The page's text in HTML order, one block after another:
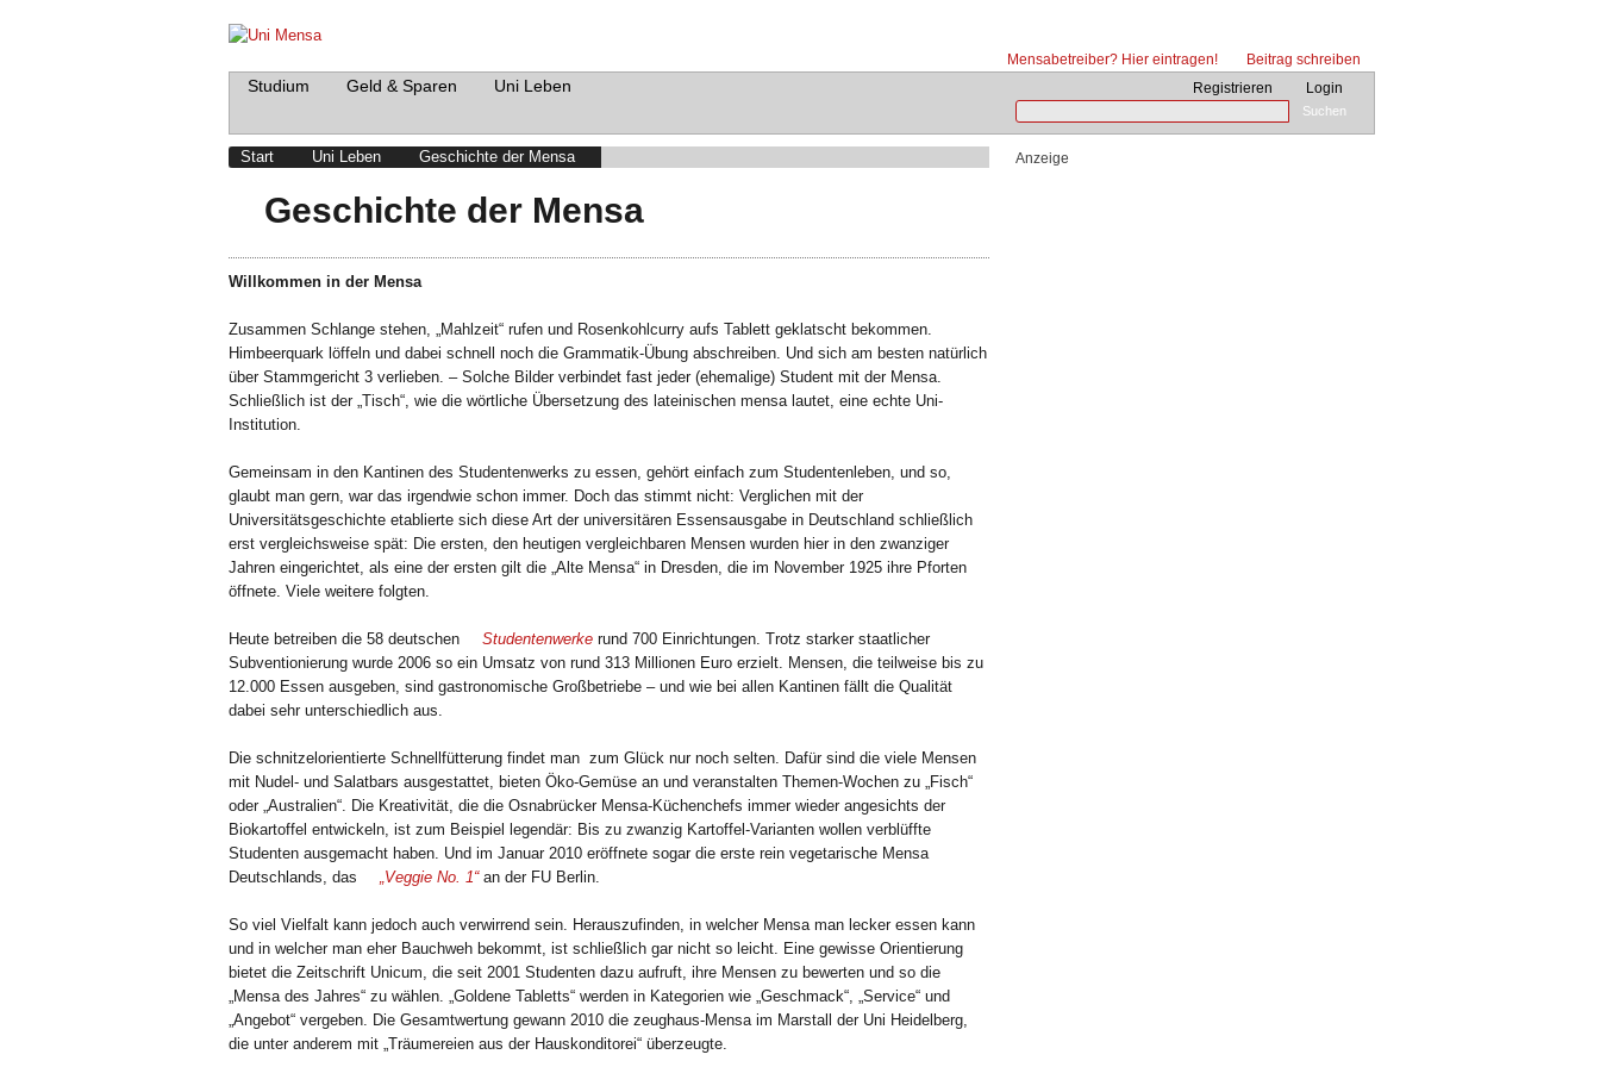
Mensabetreiber? Hier eintragen! Beitrag schreiben
Studium Geld & Sparen Uni Leben Registrieren Login
Suchen
Start Uni Leben Geschichte der Mensa
Geschichte der Mensa
Willkommen in der Mensa
Zusammen Schlange stehen, „Mahlzeit“ rufen und Rosenkohlcurry aufs Tablett geklatscht bekommen.
Himbeerquark löffeln und dabei schnell noch die Grammatik-Übung abschreiben. Und sich am besten natürlich
über Stammgericht 3 verlieben. – Solche Bilder verbindet fast jeder (ehemalige) Student mit der Mensa.
Schließlich ist der „Tisch“, wie die wörtliche Übersetzung des lateinischen mensalautet, eine echte Uni-
Institution.
Gemeinsam in den Kantinen des Studentenwerks zu essen, gehört einfach zum Studentenleben, und so,
glaubt man gern, war das irgendwie schon immer. Doch das stimmt nicht: Verglichen mit der
Universitätsgeschichte etablierte sich diese Art der universitären Essensausgabe in Deutschland schließlich
erst vergleichsweise spät: Die ersten, den heutigen vergleichbaren Mensen wurden hier in den zwanziger
Jahren eingerichtet, als eine der ersten gilt die „Alte Mensa“ in Dresden, die im November 1925 ihre Pforten
öffnete. Viele weitere folgten.
Heute betreiben die 58 deutschen Studentenwerkerund 700 Einrichtungen. Trotz starker staatlicher
Subventionierung wurde 2006 so ein Umsatz von rund 313 Millionen Euro erzielt. Mensen, die teilweise bis zu
12.000 Essen ausgeben, sind gastronomische Großbetriebe – und wie bei allen Kantinen fällt die Qualität
dabei sehr unterschiedlich aus.
Die schnitzelorientierte Schnellfütterung findet man zum Glück nur noch selten. Dafür sind die viele Mensen
mit Nudel- und Salatbars ausgestattet, bieten Öko-Gemüse an und veranstalten Themen-Wochen zu „Fisch“
oder „Australien“. Die Kreativität, die die Osnabrücker Mensa-Küchenchefs immer wieder angesichts der
Biokartoffel entwickeln, ist zum Beispiel legendär: Bis zu zwanzig Kartoffel-Varianten wollen verblüffte
Studenten ausgemacht haben. Und im Januar 2010 eröffnete sogar die erste rein vegetarische Mensa
Deutschlands, das
„Veggie No. 1“an der FU Berlin.
So viel Vielfalt kann jedoch auch verwirrend sein. Herauszufinden, in welcher Mensa man lecker essen kann
und in welcher man eher Bauchweh bekommt, ist schließlich gar nicht so leicht. Eine gewisse Orientierung
bietet die Zeitschrift Unicum, die seit 2001 Studenten dazu aufruft, ihre Mensen zu bewerten und so die
„Mensa des Jahres“ zu wählen. „Goldene Tabletts“ werden in Kategorien wie „Geschmack“, „Service“ und
„Angebot“ vergeben. Die Gesamtwertung gewann 2010 die zeughaus-Mensa im Marstall der Uni Heidelberg,
die unter anderem mit „Träumereien aus der Hauskonditorei“ überzeugte.
Anzeige